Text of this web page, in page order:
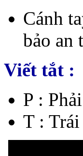
Cánh
bảo an
Viết tắt :
P :
T :